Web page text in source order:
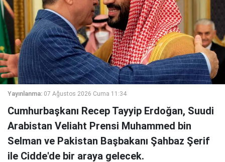
Yayınlanma: 07 Ağustos 2026 Cuma 11:34
Cumhurbaşkanı Recep Tayyip Erdoğan, Suudi
Arabistan Veliaht Prensi Muhammed bin
Selman ve Pakistan Başbakanı Şahbaz Şerif
ile Cidde'de bir araya gelecek.